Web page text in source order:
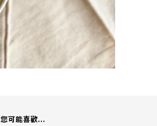
您可能喜歡...